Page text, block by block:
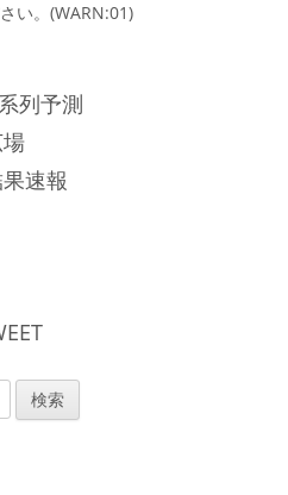
い。(WARN:01)
列予測
速報